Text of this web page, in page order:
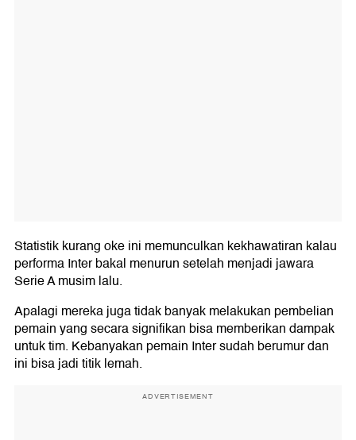
Statistik kurang oke ini memunculkan kekhawatiran kalau
performa Inter bakal menurun setelah menjadi jawara
Serie A musim lalu.
Apalagi mereka juga tidak banyak melakukan pembelian
pemain yang secara signifikan bisa memberikan dampak
untuk tim. Kebanyakan pemain Inter sudah berumur dan
ini bisa jadi titik lemah.
ADVERTISEMENT